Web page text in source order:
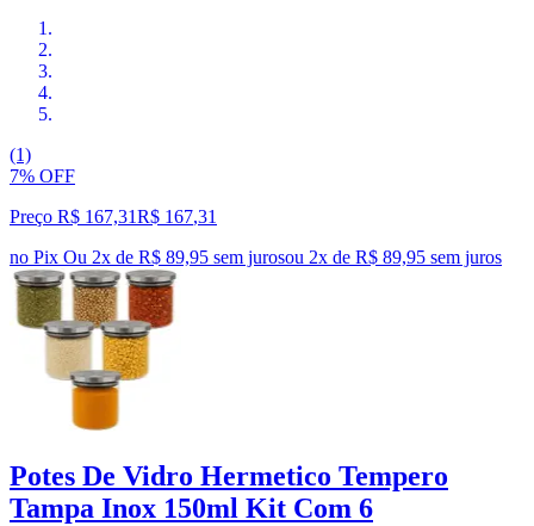
(1)
7% OFF
Preço R$ 167,31R$ 167,31
no Pix Ou 2x de R$ 89,95 sem jurosou 2x de R$ 89,95 sem juros
Potes De Vidro Hermetico Tempero
Tampa Inox 150ml Kit Com 6